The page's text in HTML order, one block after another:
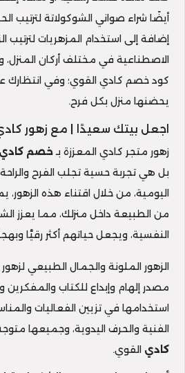
أيضًا شراء صواني الشوكولاتة لترتيب
إضافة إلى استخدام المزهريات لترتيب
الاصطناعية في مختلف أركان المنزل،
كود خصم كادي القوي؛ وفي انتظارك
يحضنها منزل بكل فرح.
اجعل بيتك سعيدًا | مع زهور
زهور متجر كادي المعززة بـخصم كادي
بل هي تجربة حسية تجلب الفرح والراحة
اليومية، من خلال اقتناء هذه
من الطبيعة داخل منزلك، مما يعزز
النفسية، ويجعل حياتهم أكثر رقيَّا
الزهور الملونة والجمال الطبيعي
مصدر إلهام وإبداع للكتاب والمفكرين
استخدامها في تزيين الفعاليات
الفنية والحرف اليدوية، وجميعها
كادي القوي.